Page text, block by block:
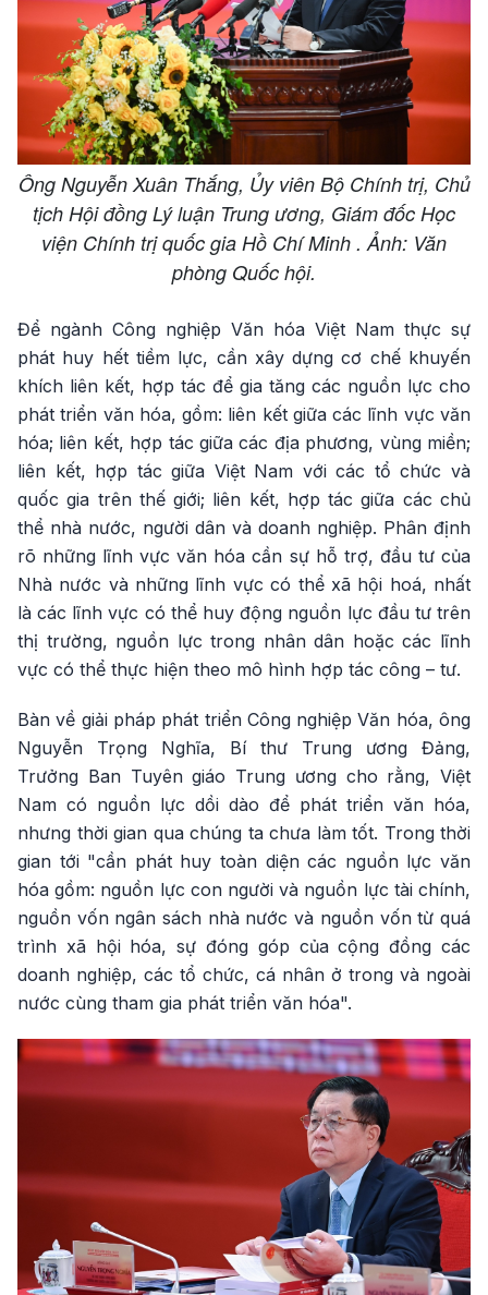
Ông Nguyễn Xuân Thắng, Ủy viên Bộ Chính trị, Chủ
tịch Hội đồng Lý luận Trung ương, Giám đốc Học
viện Chính trị quốc gia Hồ Chí Minh . Ảnh: Văn
phòng Quốc hội.
Để ngành Công nghiệp Văn hóa Việt Nam thực sự
phát huy hết tiềm lực, cần xây dựng cơ chế khuyến
khích liên kết, hợp tác để gia tăng các nguồn lực cho
phát triển văn hóa, gồm: liên kết giữa các lĩnh vực văn
hóa; liên kết, hợp tác giữa các địa phương, vùng miền;
liên kết, hợp tác giữa Việt Nam với các tổ chức và
quốc gia trên thế giới; liên kết, hợp tác giữa các chủ
thể nhà nước, người dân và doanh nghiệp. Phân định
rõ những lĩnh vực văn hóa cần sự hỗ trợ, đầu tư của
Nhà nước và những lĩnh vực có thể xã hội hoá, nhất
là các lĩnh vực có thể huy động nguồn lực đầu tư trên
thị trường, nguồn lực trong nhân dân hoặc các lĩnh
vực có thể thực hiện theo mô hình hợp tác công – tư.
Bàn về giải pháp phát triển Công nghiệp Văn hóa, ông
Nguyễn Trọng Nghĩa, Bí thư Trung ương Đảng,
Trưởng Ban Tuyên giáo Trung ương cho rằng, Việt
Nam có nguồn lực dồi dào để phát triển văn hóa,
nhưng thời gian qua chúng ta chưa làm tốt. Trong thời
gian tới "cần phát huy toàn diện các nguồn lực văn
hóa gồm: nguồn lực con người và nguồn lực tài chính,
nguồn vốn ngân sách nhà nước và nguồn vốn từ quá
trình xã hội hóa, sự đóng góp của cộng đồng các
doanh nghiệp, các tổ chức, cá nhân ở trong và ngoài
nước cùng tham gia phát triển văn hóa".